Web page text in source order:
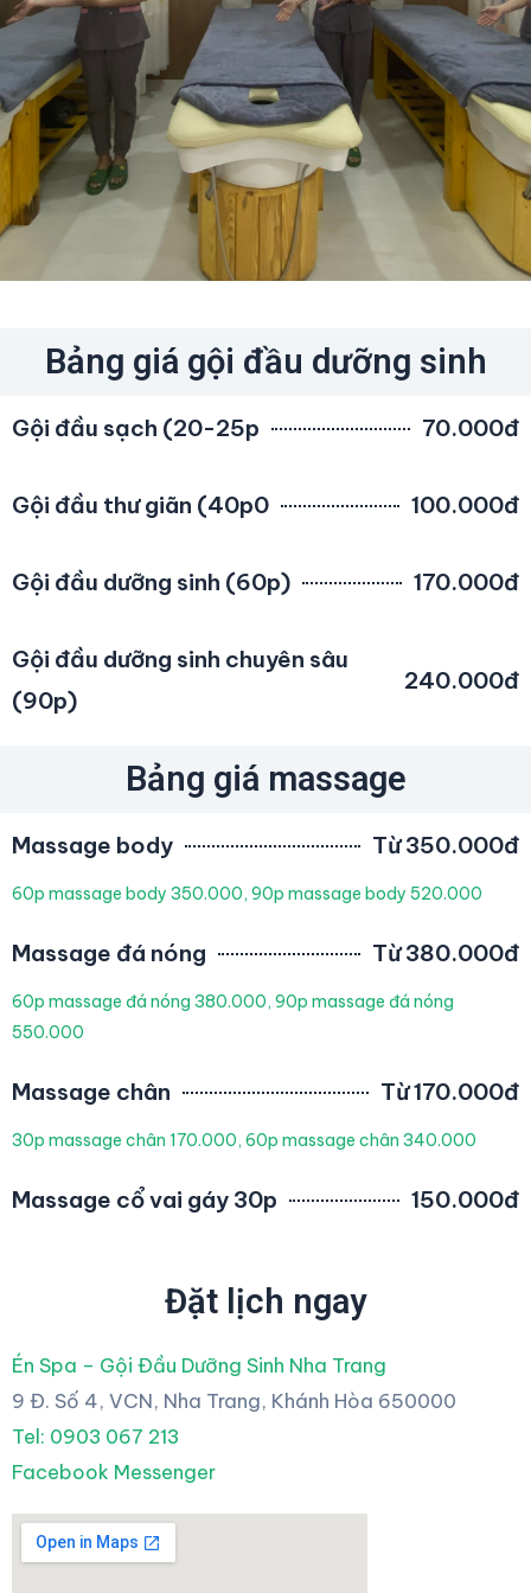
Bảng giá gội đầu dưỡng sinh
Gội đầu sạch (20-25p 70.000đ
Gội đầu thư giãn (40p0 100.000đ
Gội đầu dưỡng sinh (60p) 170.000đ
Gội đầu dưỡng sinh chuyên sâu
(90p)
240.000đ
Bảng giá massage
Massage body Từ 350.000đ
60p massage body 350.000, 90p massage body 520.000
Massage đá nóng Từ 380.000đ
60p massage đá nóng 380.000, 90p massage đá nóng
550.000
Massage chân Từ 170.000đ
30p massage chân 170.000, 60p massage chân 340.000
Massage cổ vai gáy 30p 150.000đ
Đặt lịch ngay
Én Spa – Gội Đầu Dưỡng Sinh Nha Trang
9 Đ. Số 4, VCN, Nha Trang, Khánh Hòa 650000
Tel: 0903 067 213
Facebook Messenger